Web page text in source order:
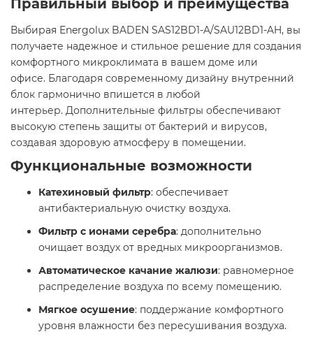
Правильный выбор и преимущества
Выбирая Energolux BADEN SAS12BD1-A/SAU12BD1-AH, вы
получаете надежное и стильное решение для создания
комфортного микроклимата в вашем доме или
офисе. Благодаря современному дизайну внутренний
блок гармонично впишется в любой
интерьер. Дополнительные фильтры обеспечивают
высокую степень защиты от бактерий и вирусов,
создавая здоровую атмосферу в помещении. ​
Функциональные возможности
Катехиновый фильтр: обеспечивает
антибактериальную очистку воздуха.​
Фильтр с ионами серебра: дополнительно
очищает воздух от вредных микроорганизмов.​
Автоматическое качание жалюзи: равномерное
распределение воздуха по всему помещению.​
Мягкое осушение: поддержание комфортного
уровня влажности без пересушивания воздуха.​